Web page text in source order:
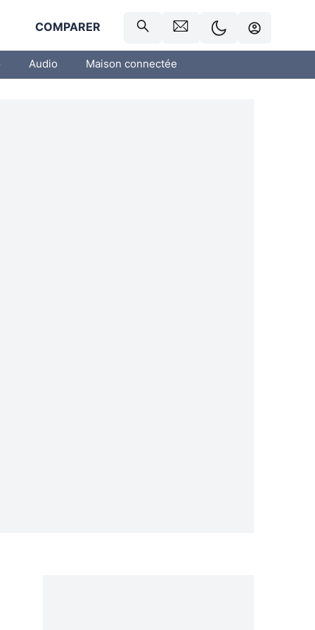
COMPARER
Audio Maison connectée